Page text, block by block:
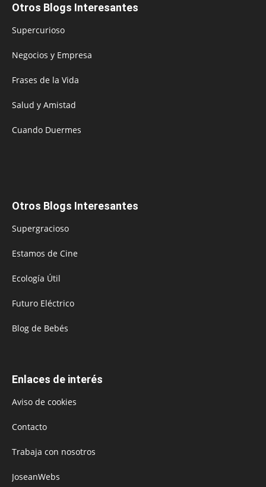
Otros Blogs Interesantes
Supercurioso
Negocios y Empresa
Frases de la Vida
Salud y Amistad
Cuando Duermes
Otros Blogs Interesantes
Supergracioso
Estamos de Cine
Ecología Útil
Futuro Eléctrico
Blog de Bebés
Enlaces de interés
Aviso de cookies
Contacto
Trabaja con nosotros
JoseanWebs